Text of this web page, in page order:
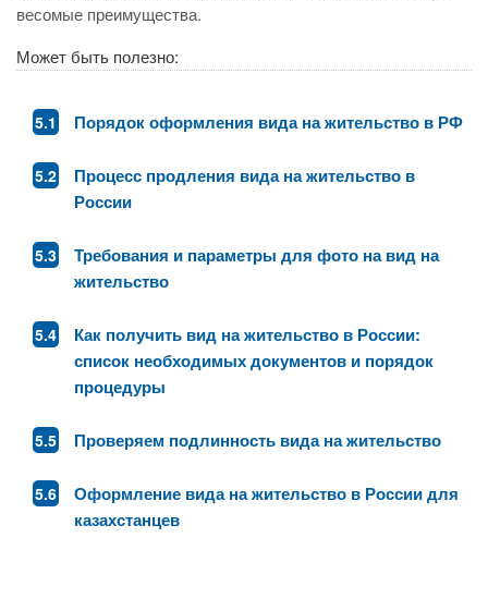
весомые преимущества.
Может быть полезно:
Порядок оформления вида на жительство в РФ
Процесс продления вида на жительство в
России
Требования и параметры для фото на вид на
жительство
Как получить вид на жительство в России:
список необходимых документов и порядок
процедуры
Проверяем подлинность вида на жительство
Оформление вида на жительство в России для
казахстанцев